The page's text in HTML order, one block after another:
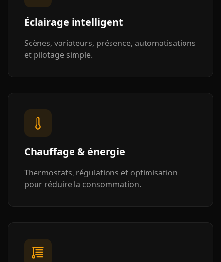
Éclairage intelligent
Scènes, variateurs, présence, automatisations
et pilotage simple.
Chauffage & énergie
Thermostats, régulations et optimisation
pour réduire la consommation.